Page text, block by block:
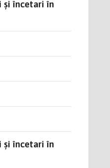
și încetari în
și încetari în